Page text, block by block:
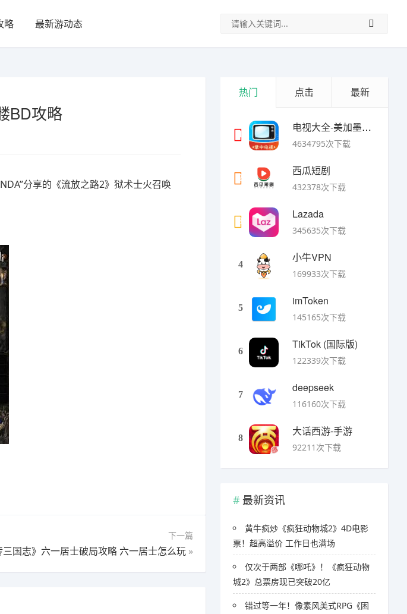
略 最新游动态
BD攻略
分享的《流放之路2》狱术士火召唤
下一篇
三国志》六一居士破局攻略 六一居士怎么玩»
热门 点击 最新
1
电视大全-美加墨世界杯
4634795次下载
2
西瓜短剧
432378次下载
3
Lazada
345635次下载
4
小牛VPN
169933次下载
5
imToken
145165次下载
6
TikTok (国际版)
122339次下载
7
deepseek
116160次下载
8
大话西游-手游
92211次下载
最新资讯
黄牛疯炒《疯狂动物城2》4D电影
票！超高溢价 工作日也满场
仅次于两部《哪吒》！《疯狂动物
城2》总票房现已突破20亿
错过等一年！像素风美式RPG《困